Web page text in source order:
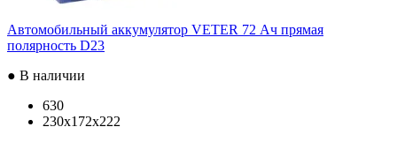
Автомобильный аккумулятор VETER 72 Ач прямая
полярность D23
● В наличии
630
230x172x222